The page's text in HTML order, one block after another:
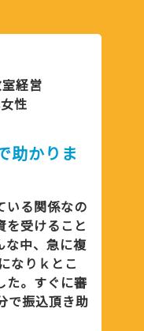
経営
性
助かりま
いる関係なの
を受けること
な中、急に複
なりｋとこ
た。すぐに審
で振込頂き助